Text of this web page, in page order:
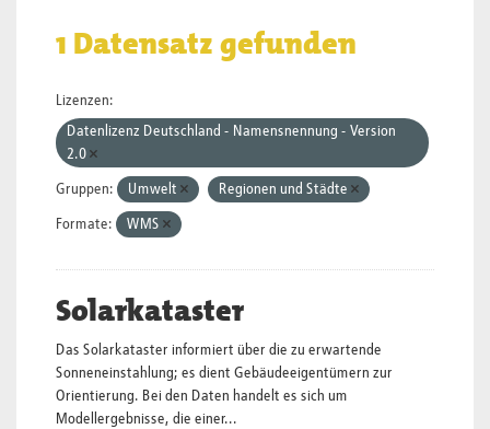
1 Datensatz gefunden
Lizenzen:
Datenlizenz Deutschland - Namensnennung - Version
2.0
Gruppen: Umwelt Regionen und Städte
Formate: WMS
Solarkataster
Das Solarkataster informiert über die zu erwartende
Sonneneinstahlung; es dient Gebäudeeigentümern zur
Orientierung. Bei den Daten handelt es sich um
Modellergebnisse, die einer...